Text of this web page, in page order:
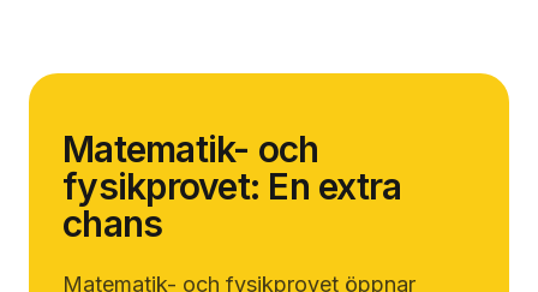
Matematik- och
fysikprovet: En extra
chans
Matematik- och fysikprovet öppnar